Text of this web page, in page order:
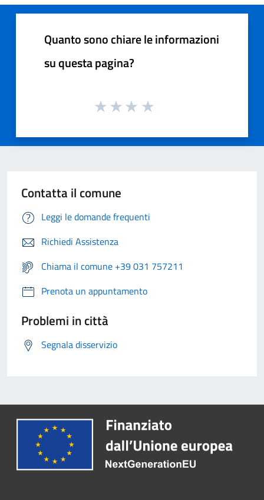
Quanto sono chiare le informazioni
su questa pagina?
Contatta il comune
Leggi le domande frequenti
Richiedi Assistenza
Chiama il comune +39 031 757211
Prenota un appuntamento
Problemi in città
Segnala disservizio